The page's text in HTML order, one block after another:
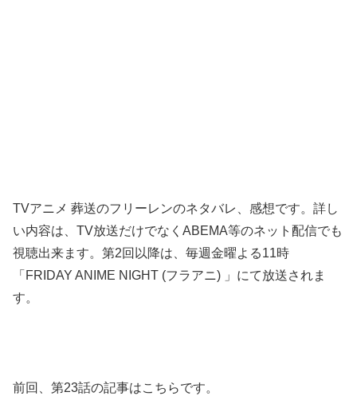
TVアニメ 葬送のフリーレンのネタバレ、感想です。詳し
い内容は、TV放送だけでなくABEMA等のネット配信でも
視聴出来ます。第2回以降は、毎週金曜よる11時
「FRIDAY ANIME NIGHT (フラアニ) 」にて放送されま
す。
前回、第23話の記事はこちらです。